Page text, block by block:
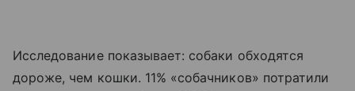
Исследование показывает: собаки обходятся
дороже, чем кошки. 11% «собачников» потратили